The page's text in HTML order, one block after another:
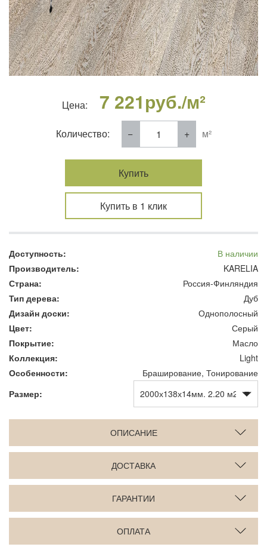
Цена: 7 221руб./м²
Количество: м²
Купить
Купить в 1 клик
Доступность:
В наличии
Производитель:
KARELIA
Страна:
Россия-Финляндия
Тип дерева:
Дуб
Дизайн доски:
Однополосный
Цвет:
Серый
Покрытие:
Масло
Коллекция:
Light
Особенности:
Браширование, Тонирование
Размер:
ОПИСАНИЕ
ДОСТАВКА
ГАРАНТИИ
ОПЛАТА